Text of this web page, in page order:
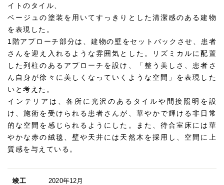
イトのタイル、
ベージュの塗装を用いてすっきりとした清潔感のある建物
を表現した。
1階アプローチ部分は、建物の壁をセットバックさせ、患者
さんを迎え入れるような雰囲気とした。リズミカルに配置
した列柱のあるアプローチを設け、「整う美しさ、患者さ
ん自身が徐々に美しくなっていくような空間」を表現した
いと考えた。
インテリアは、各所に光沢のあるタイルや間接照明を設
け、施術を受けられる患者さんが、華やかで輝ける非日常
的な空間を感じられるようにした。また、待合室床には華
やかな赤の絨毯、壁や天井には天然木を採用し、空間に上
質感を与えている。
竣工 2020年12月